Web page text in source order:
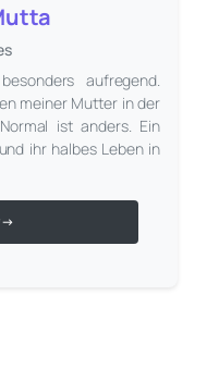
aufregend.
meiner Mutter in der
ist anders. Ein
ihr halbes Leben in
→